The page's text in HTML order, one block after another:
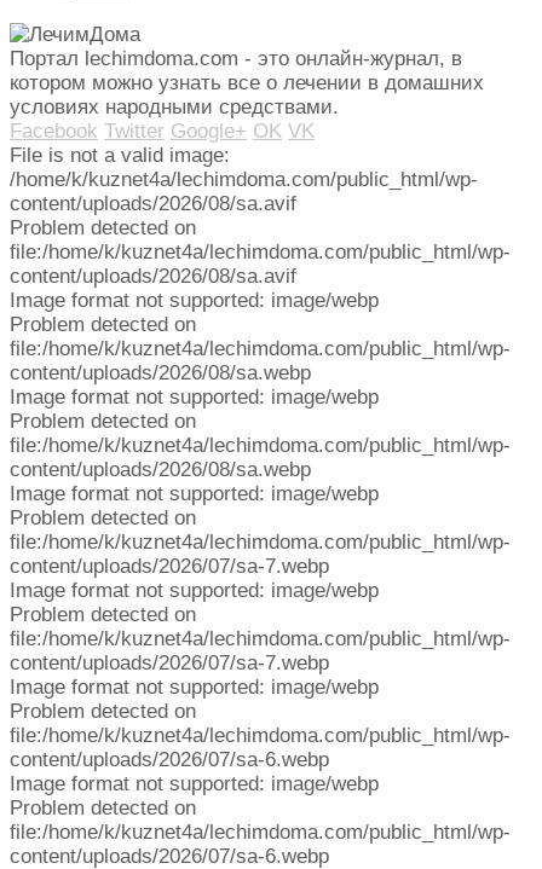
Портал lechimdoma.com - это онлайн-журнал, в
котором можно узнать все о лечении в домашних
условиях народными средствами.
Facebook Twitter Google+ OK VK
File is not a valid image:
/home/k/kuznet4a/lechimdoma.com/public_html/wp-
content/uploads/2026/08/sa.avif
Problem detected on
file:/home/k/kuznet4a/lechimdoma.com/public_html/wp-
content/uploads/2026/08/sa.avif
Image format not supported: image/webp
Problem detected on
file:/home/k/kuznet4a/lechimdoma.com/public_html/wp-
content/uploads/2026/08/sa.webp
Image format not supported: image/webp
Problem detected on
file:/home/k/kuznet4a/lechimdoma.com/public_html/wp-
content/uploads/2026/08/sa.webp
Image format not supported: image/webp
Problem detected on
file:/home/k/kuznet4a/lechimdoma.com/public_html/wp-
content/uploads/2026/07/sa-7.webp
Image format not supported: image/webp
Problem detected on
file:/home/k/kuznet4a/lechimdoma.com/public_html/wp-
content/uploads/2026/07/sa-7.webp
Image format not supported: image/webp
Problem detected on
file:/home/k/kuznet4a/lechimdoma.com/public_html/wp-
content/uploads/2026/07/sa-6.webp
Image format not supported: image/webp
Problem detected on
file:/home/k/kuznet4a/lechimdoma.com/public_html/wp-
content/uploads/2026/07/sa-6.webp